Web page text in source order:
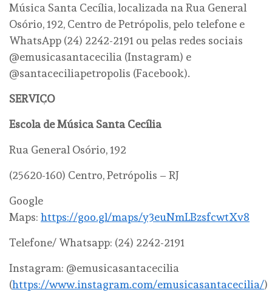
Música Santa Cecília, localizada na Rua General
Osório, 192, Centro de Petrópolis, pelo telefone e
WhatsApp (24) 2242-2191 ou pelas redes sociais
@emusicasantacecilia (Instagram) e
@santaceciliapetropolis (Facebook).
SERVIÇO
Escola de Música Santa Cecília
Rua General Osório, 192
(25620-160) Centro, Petrópolis – RJ
Google
Maps: https://goo.gl/maps/y3euNmLBzsfcwtXv8
Telefone/ Whatsapp: (24) 2242-2191
Instagram: @emusicasantacecilia
(https://www.instagram.com/emusicasantacecilia/)